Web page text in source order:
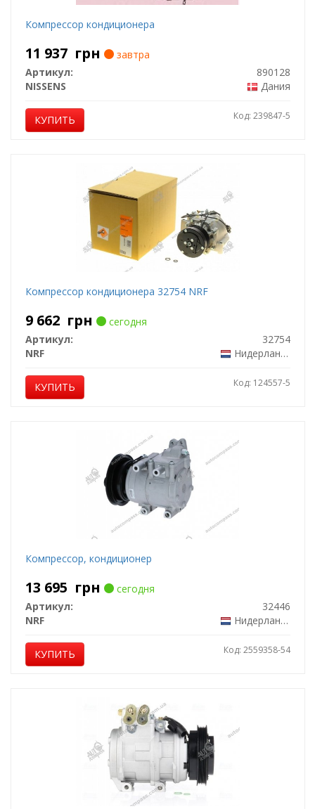
Компрессор кондиционера
11 937 грн
завтра
Артикул:
890128
NISSENS
Дания
КУПИТЬ Код: 239847-5
Компрессор кондиционера 32754 NRF
9 662 грн
сегодня
Артикул:
32754
NRF
Нидерланды
КУПИТЬ Код: 124557-5
Компрессор, кондиционер
13 695 грн
сегодня
Артикул:
32446
NRF
Нидерланды
КУПИТЬ Код: 2559358-54